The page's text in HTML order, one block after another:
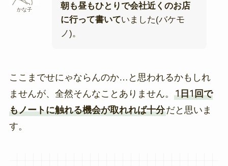
かな子
朝も昼もひとりで会社近くのお店
に行って書いていました(バケモ
ノ)。
ここまでせにゃならんのか…と思われるかもしれ
ませんが、全然そんなことありません。 1日1回で
もノートに触れる機会が取れれば十分だと思いま
す。